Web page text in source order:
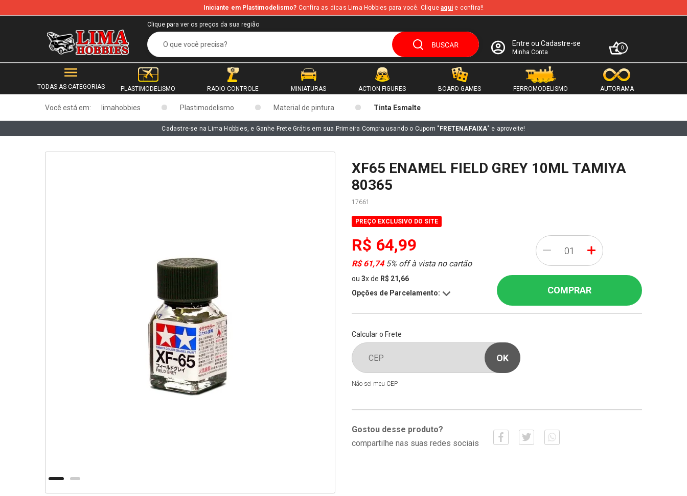
b
Iniciante em Plastimodelismo? Confira as dicas Lima Hobbies para você. Cliqueaqui e confira!!
Clique para ver os preços da sua região
Entre ou Cadastre-se
Minha Conta
0
TODAS AS CATEGORIAS PLASTIMODELISMO RADIO CONTROLE MINIATURAS ACTION FIGURES BOARD GAMES FERROMODELISMO AUTORAMA
Você está em: limahobbies Plastimodelismo Material de pintura Tinta Esmalte
Cadastre-se na Lima Hobbies, e Ganhe Frete Grátis em sua Primeira Compra usando o Cupom "FRETENAFAIXA" e aproveite!
XF65 ENAMEL FIELD GREY 10ML TAMIYA
80365
17661
PREÇO EXCLUSIVO DO SITE
R$ 64,99
R$ 61,745% off à vista no cartão
ou 3xde R$ 21,66
Opções de Parcelamento:
- +
COMPRAR
Calcular o Frete
Não sei meu CEP
Gostou desse produto?
compartilhe nas suas redes sociais